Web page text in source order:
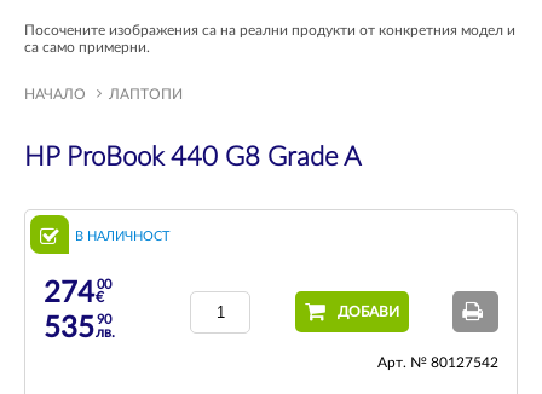
Посочените изображения са на реални продукти от конкретния модел и
са само примерни.
НАЧАЛО ЛАПТОПИ
HP ProBook 440 G8 Grade A
В НАЛИЧНОСТ
27400
€
53590
лв.
ДОБАВИ
Арт. № 80127542